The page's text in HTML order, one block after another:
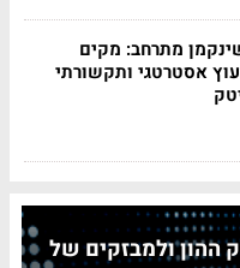
מתרחב: מקים
אסטרטגי ותקשורתי
ההון ולמבזקים של